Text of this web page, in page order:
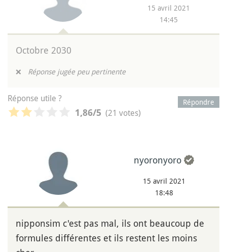
15 avril 2021
14:45
Octobre 2030
❌ Réponse jugée peu pertinente
Répondre
Réponse utile ?
1,86/5 (21 votes)
nyoronyoro
15 avril 2021
18:48
nipponsim c'est pas mal, ils ont beaucoup de
formules différentes et ils restent les moins